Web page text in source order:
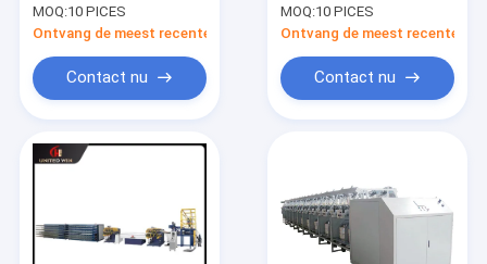
Cirkel het
weefgetouwmachine
van Shutte
MOQ:10 PICES
Ontvang de meest recente Prijs
Contact nu
Six Shuttle
MOQ:10 PICES
Ontvang de meest recente
Contact nu